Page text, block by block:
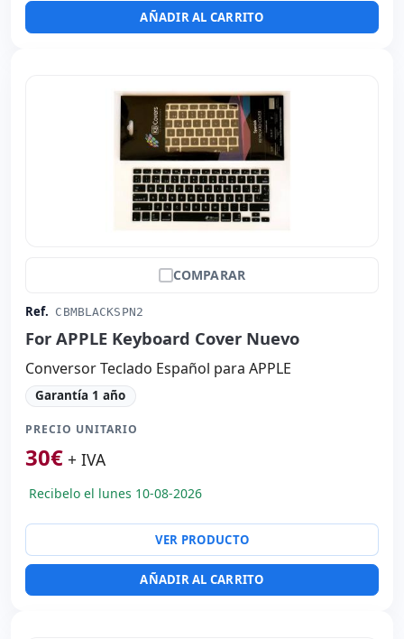
AÑADIR AL CARRITO
COMPARAR
Ref. CBMBLACKSPN2
For APPLE Keyboard Cover Nuevo
Conversor Teclado Español para APPLE
Garantía 1 año
PRECIO UNITARIO
30€ + IVA
Recibelo el lunes 10-08-2026
VER PRODUCTO
AÑADIR AL CARRITO